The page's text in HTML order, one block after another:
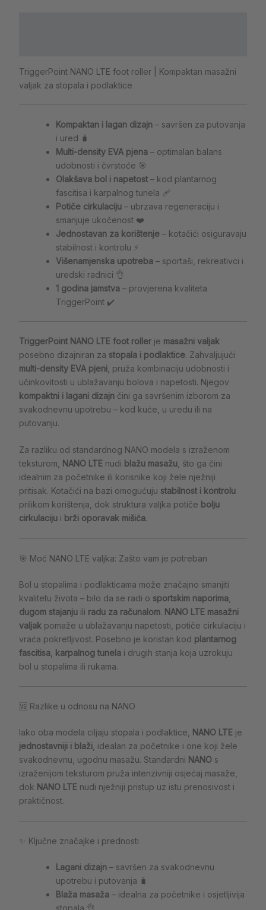
TriggerPoint NANO LTE foot roller | Kompaktan masažni
valjak za stopala i podlaktice
Kompaktan i lagan dizajn – savršen za putovanja
i ured 🧳
Multi-density EVA pjena – optimalan balans
udobnosti i čvrstoće 🎯
Olakšava bol i napetost – kod plantarnog
fascitisa i karpalnog tunela 🩹
Potiče cirkulaciju – ubrzava regeneraciju i
smanjuje ukočenost ❤️
Jednostavan za korištenje – kotačići osiguravaju
stabilnost i kontrolu ⚡
Višenamjenska upotreba – sportaši, rekreativci i
uredski radnici 👌
1 godina jamstva – provjerena kvaliteta
TriggerPoint ✔️
TriggerPoint NANO LTE foot roller je masažni valjak
posebno dizajniran za stopala i podlaktice. Zahvaljujući
multi-density EVA pjeni , pruža kombinaciju udobnosti i
učinkovitosti u ublažavanju bolova i napetosti. Njegov
kompaktni i lagani dizajn čini ga savršenim izborom za
svakodnevnu upotrebu – kod kuće, u uredu ili na
putovanju.
Za razliku od standardnog NANO modela s izraženom
teksturom, NANO LTE nudi blažu masažu, što ga čini
idealnim za početnike ili korisnike koji žele nježniji
pritisak. Kotačići na bazi omogućuju stabilnost i kontrolu
prilikom korištenja, dok struktura valjka potiče bolju
cirkulaciju i brži oporavak mišića.
🎯 Moć NANO LTE valjka: Zašto vam je potreban
Bol u stopalima i podlakticama može značajno smanjiti
kvalitetu života – bilo da se radi o sportskim naporima
dugom stajanju ili radu za računalom. NANO LTE masažni
valjak pomaže u ublažavanju napetosti, potiče cirkulaciju i
vraća pokretljivost. Posebno je koristan kod plantarnog
fascitisa karpalnog tunela i drugih stanja koja uzrokuju
bol u stopalima ili rukama.
🆚 Razlike u odnosu na NANO
Iako oba modela ciljaju stopala i podlaktice, NANO LTE je
jednostavniji i blaži , idealan za početnike i one koji žele
svakodnevnu, ugodnu masažu. Standardni NANO s
izraženijom teksturom pruža intenzivniji osjećaj masaže,
dok NANO LTE nudi nježniji pristup uz istu prenosivost i
praktičnost.
✨ Ključne značajke i prednosti
Lagani dizajn – savršen za svakodnevnu
upotrebu i putovanja 🧳
Blaža masaža – idealna za početnike i osjetljivija
stopala 👌